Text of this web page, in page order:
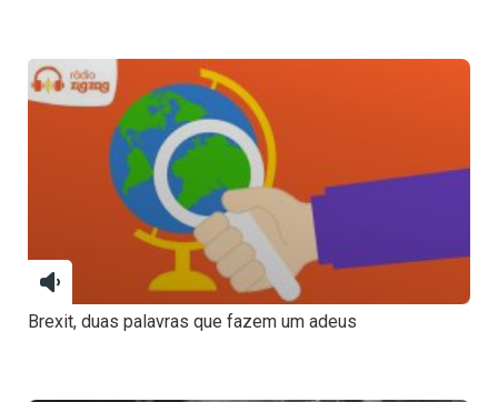
Brexit, duas palavras que fazem um adeus